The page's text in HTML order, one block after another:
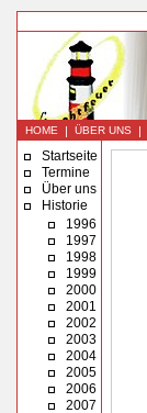
HOME | ÜBER UNS |
Startseite
Termine
Über uns
Historie
1996
1997
1998
1999
2000
2001
2002
2003
2004
2005
2006
2007